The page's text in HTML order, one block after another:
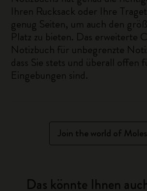
Ihren Rucksack oder Ihre
genug Seiten, um auch den
Platz zu bieten. Das erweiterte
Notizbuch für unbegrenzte
dass Sie stets und überall offen
Eingebungen sind.
Join the world of
Das könnte Ihnen